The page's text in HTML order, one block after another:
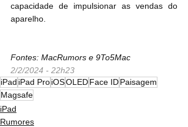
capacidade de impulsionar as vendas do
aparelho.
Fontes: MacRumors e 9To5Mac
2/2/2024 - 22h23
iPad iPad ProiOSOLEDFace IDPaisagem
Magsafe
iPad
Rumores